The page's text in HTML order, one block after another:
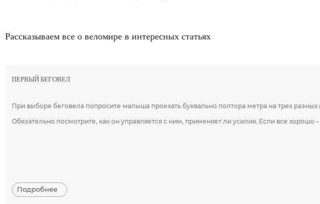
Рассказываем все о веломире в интересных статьях
ПЕРВЫЙ БЕГОВЕЛ
При выборе беговела попросите малыша проехать буквально полтора метра на трех
Обязательно посмотрите, как он управляется с ним, применяет ли усилия. Если все хорошо
Подробнее